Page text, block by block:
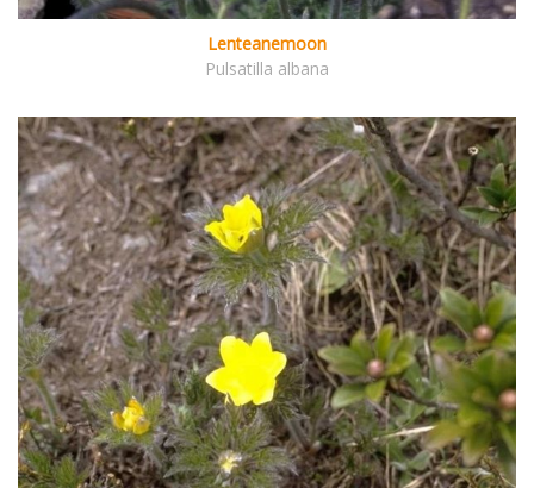
Lenteanemoon
Pulsatilla albana